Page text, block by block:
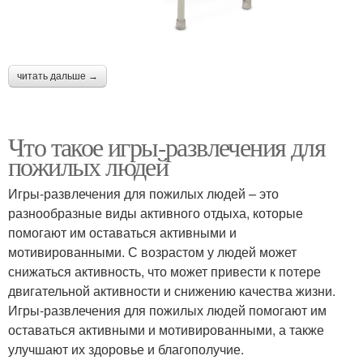
читать дальше →
Что такое игры-развлечения для
пожилых людей
Игры-развлечения для пожилых людей – это
разнообразные виды активного отдыха, которые
помогают им оставаться активными и
мотивированными. С возрастом у людей может
снижаться активность, что может привести к потере
двигательной активности и снижению качества жизни.
Игры-развлечения для пожилых людей помогают им
оставаться активными и мотивированными, а также
улучшают их здоровье и благополучие.